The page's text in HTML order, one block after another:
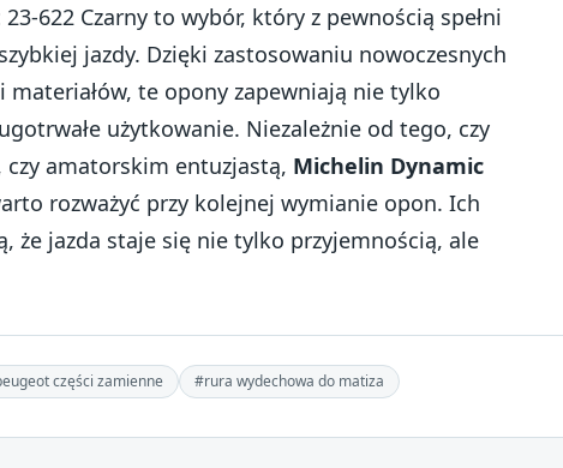
622 Czarny to wybór, który z pewnością spełni
jazdy. Dzięki zastosowaniu nowoczesnych
te opony zapewniają nie tylko
użytkowanie. Niezależnie od tego, czy
amatorskim entuzjastą, Michelin Dynamic
rozważyć przy kolejnej wymianie opon. Ich
że jazda staje się nie tylko przyjemnością, ale
części zamienne #rura wydechowa do matiza